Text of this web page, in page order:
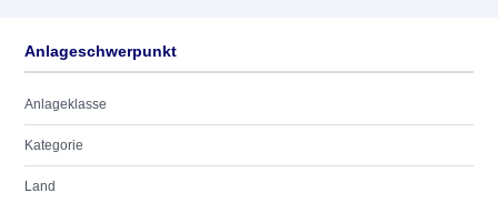
Anlageschwerpunkt
Anlageklasse
Kategorie
Land